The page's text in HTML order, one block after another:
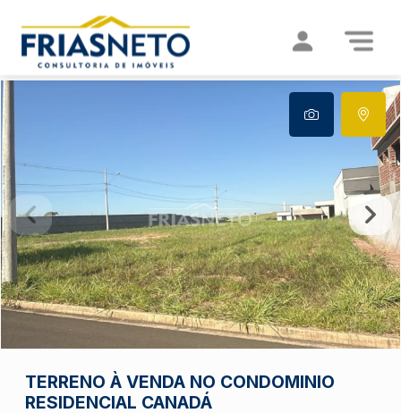
TERRENO À VENDA NO CONDOMINIO
RESIDENCIAL CANADÁ